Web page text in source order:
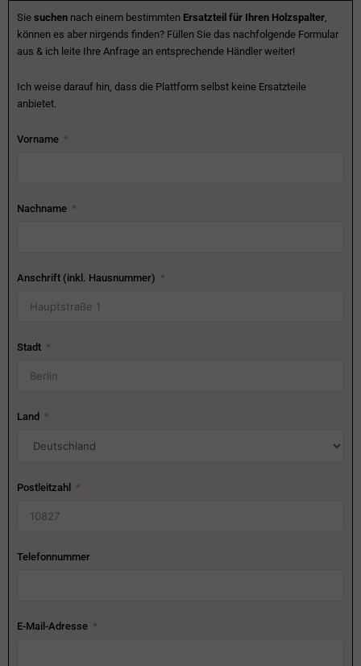
Sie suchen nach einem bestimmten Ersatzteil für Ihren Holzspalter,
können es aber nirgends finden? Füllen Sie das nachfolgende Formular
aus & ich leite Ihre Anfrage an entsprechende Händler weiter!
Ich weise darauf hin, dass die Plattform selbst keine Ersatzteile
anbietet.
Vorname
Nachname
Anschrift (inkl. Hausnummer)
Stadt
Land
Postleitzahl
Telefonnummer
E-Mail-Adresse